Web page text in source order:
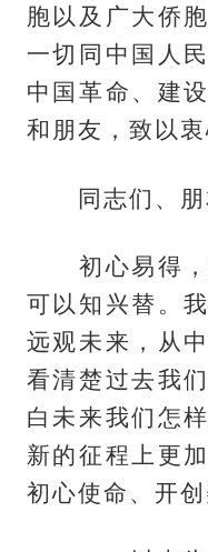
胞以及广大侨
一切同中国人
中国革命、建
和朋友，致以衷
同志们、朋
初心易得，
可以知兴替。
远观未来，从
看清楚过去我
白未来我们怎
新的征程上更
初心使命、开创